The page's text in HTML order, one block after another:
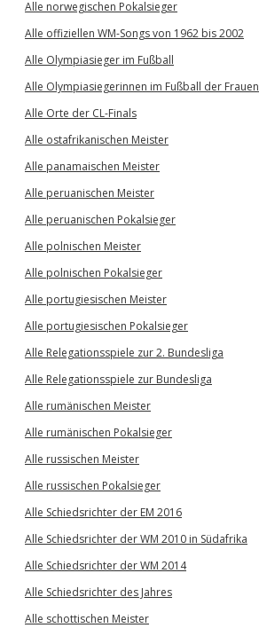
Alle norwegischen Pokalsieger
Alle offiziellen WM-Songs von 1962 bis 2002
Alle Olympiasieger im Fußball
Alle Olympiasiegerinnen im Fußball der Frauen
Alle Orte der CL-Finals
Alle ostafrikanischen Meister
Alle panamaischen Meister
Alle peruanischen Meister
Alle peruanischen Pokalsieger
Alle polnischen Meister
Alle polnischen Pokalsieger
Alle portugiesischen Meister
Alle portugiesischen Pokalsieger
Alle Relegationsspiele zur 2. Bundesliga
Alle Relegationsspiele zur Bundesliga
Alle rumänischen Meister
Alle rumänischen Pokalsieger
Alle russischen Meister
Alle russischen Pokalsieger
Alle Schiedsrichter der EM 2016
Alle Schiedsrichter der WM 2010 in Südafrika
Alle Schiedsrichter der WM 2014
Alle Schiedsrichter des Jahres
Alle schottischen Meister